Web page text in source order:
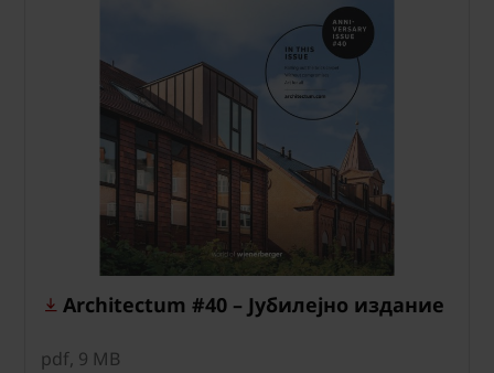
Architectum #40 – Јубилејно издание
pdf, 9 MB